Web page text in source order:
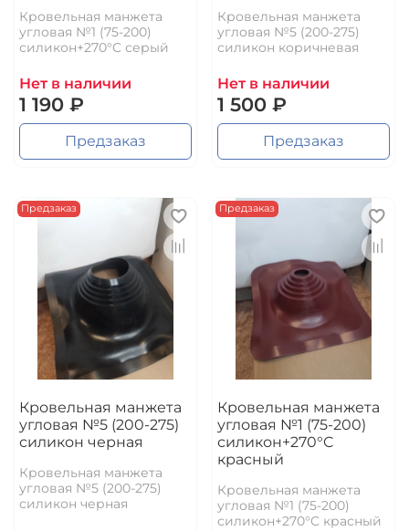
Кровельная манжета
угловая №1 (75-200)
силикон+270°C серый
Нет в наличии
1 190 ₽
Предзаказ
Кровельная манжета
угловая №5 (200-275)
силикон коричневая
Нет в наличии
1 500 ₽
Предзаказ
Предзаказ
Кровельная манжета
угловая №5 (200-275)
силикон черная
Кровельная манжета
угловая №5 (200-275)
силикон черная
Предзаказ
Кровельная манжета
угловая №1 (75-200)
силикон+270°C
красный
Кровельная манжета
угловая №1 (75-200)
силикон+270°C красный